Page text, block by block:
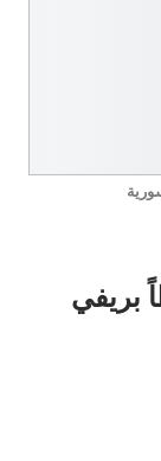
بريفي